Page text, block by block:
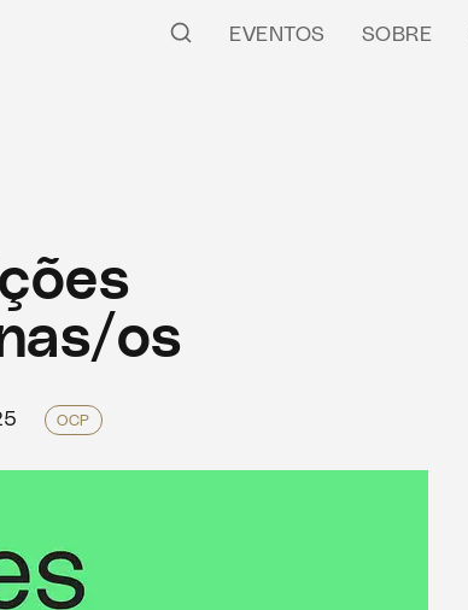
EVENTOS SOBRE
os
OCP